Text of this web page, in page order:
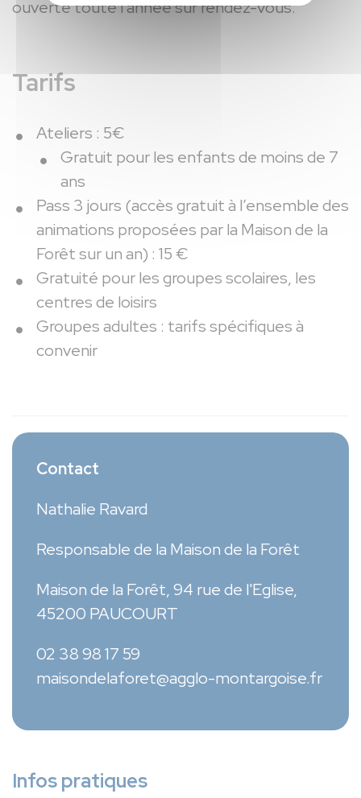
ouvertetoute l'année sur rendez-vous.
Tarifs
Ateliers : 5€
Gratuit pour les enfants de moins de 7
ans
Pass 3 jours (accès gratuit à l’ensemble des
animations proposées par la Maison de la
Forêt sur un an) : 15 €
Gratuité pour les groupes scolaires, les
centres de loisirs
Groupes adultes : tarifs spécifiques à
convenir
Contact
Nathalie Ravard
Responsable de la Maison de la Forêt
Maison de la Forêt, 94 rue de l'Eglise,
45200 PAUCOURT
02 38 98 17 59
maisondelaforet@agglo-montargoise.fr
Infos pratiques